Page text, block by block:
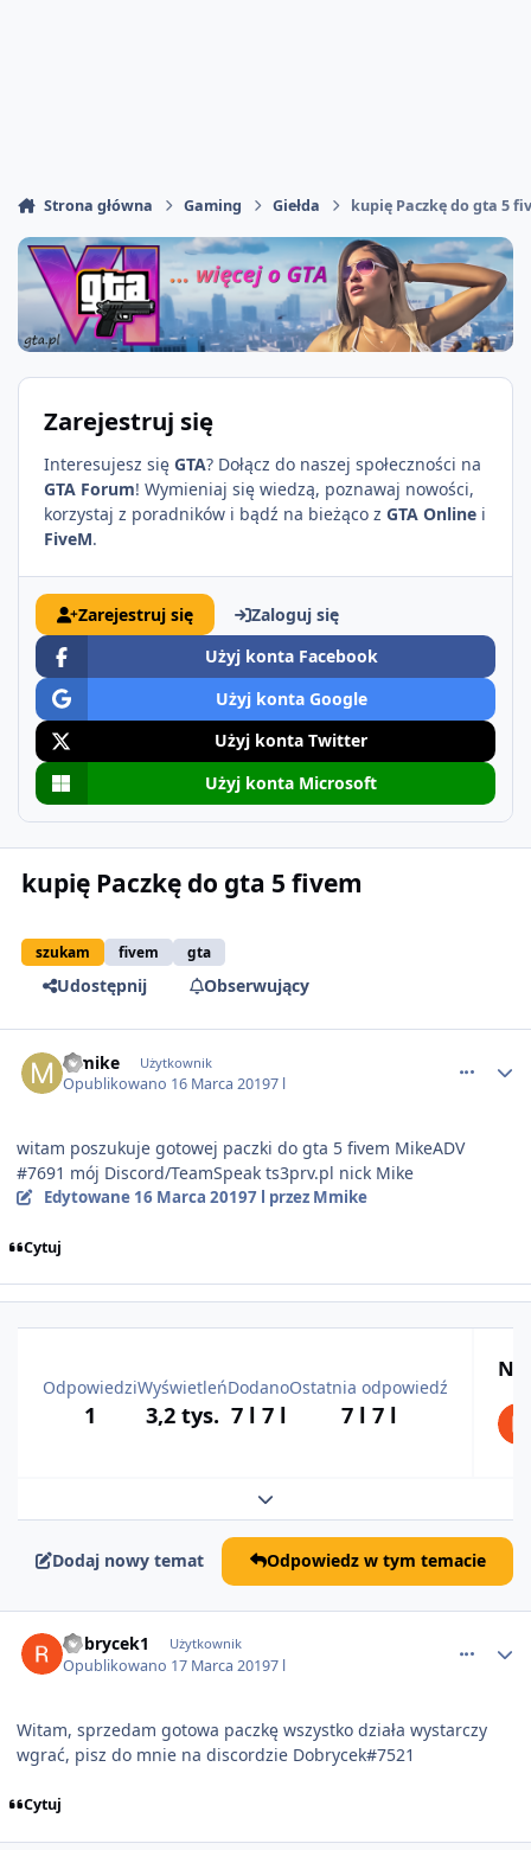
Strona główna Gaming Giełda kupię Paczkę do gta 5
Zarejestruj się
Interesujesz się GTA? Dołącz do naszej społeczności na
GTA Forum! Wymieniaj się wiedzą, poznawaj nowości,
korzystaj z poradników i bądź na bieżąco z GTA Online i
FiveM.
Zarejestruj się
Zaloguj się
Użyj konta Facebook
Użyj konta Google
Użyj konta Twitter
Użyj konta Microsoft
kupię Paczkę do gta 5 fivem
szukam fivem gta
Udostępnij Obserwujący
Mmike Użytkownik
Opublikowano 16 Marca 20197 l
witam poszukuje gotowej paczki do gta 5 fivem MikeADV
#7691 mój Discord/TeamSpeak ts3prv.pl nick Mike
Edytowane 16 Marca 20197 l przez Mmike
Cytuj
Odpowiedzi
1
Wyświetleń
3,2 tys.
Dodano
7 l 7 l
Ostatnia odpowiedź
7 l 7 l
Rozwiń podsumowanie tematu
Dodaj nowy temat Odpowiedz w tym temacie
dobrycek1 Użytkownik
Opublikowano 17 Marca 20197 l
Witam, sprzedam gotowa paczkę wszystko działa wystarczy
wgrać, pisz do mnie na discordzie Dobrycek#7521
Cytuj